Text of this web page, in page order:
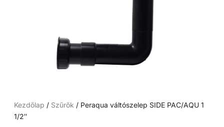
Kezdőlap / Szűrők / Peraqua váltószelep SIDE PAC/AQU 1
1/2″